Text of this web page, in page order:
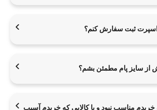
ثبت سفارش کنم؟
سایز پام مطمئن بشم؟
مناسب نبود و یا کالایی که خریدم آسیب